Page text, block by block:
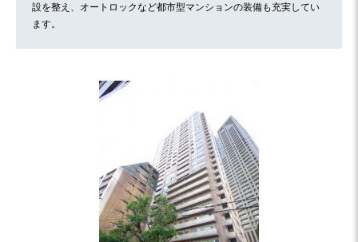
設を整え、オートロックなど都市型マンションの装備も充実してい
ます。